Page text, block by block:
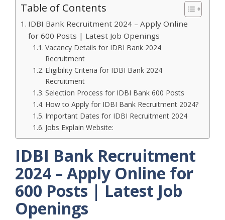
Table of Contents
IDBI Bank Recruitment 2024 – Apply Online
for 600 Posts | Latest Job Openings
Vacancy Details for IDBI Bank 2024
Recruitment
Eligibility Criteria for IDBI Bank 2024
Recruitment
Selection Process for IDBI Bank 600 Posts
How to Apply for IDBI Bank Recruitment 2024?
Important Dates for IDBI Recruitment 2024
Jobs Explain Website:
IDBI Bank Recruitment
2024 – Apply Online for
600 Posts | Latest Job
Openings